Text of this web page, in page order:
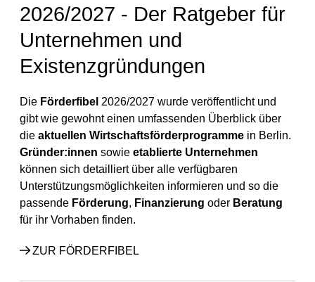
2026/2027 - Der Ratgeber für
Unternehmen und
Existenzgründungen
Die Förderfibel 2026/2027 wurde veröffentlicht und
gibt wie gewohnt einen umfassenden Überblick über
die aktuellen Wirtschaftsförderprogramme in Berlin.
Gründer:innen sowie etablierte Unternehmen
können sich detailliert über alle verfügbaren
Unterstützungsmöglichkeiten informieren und so die
passende Förderung, Finanzierung oder Beratung
für ihr Vorhaben finden.
ZUR FÖRDERFIBEL